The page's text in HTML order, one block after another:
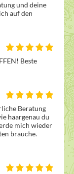
und deine
auf den
Beste
Beratung
haargenau du
mich wieder
brauche.